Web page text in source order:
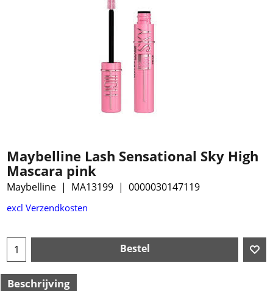
Maybelline Lash Sensational Sky High
Mascara pink
Maybelline MA13199 0000030147119
excl Verzendkosten
Bestel
Beschrijving